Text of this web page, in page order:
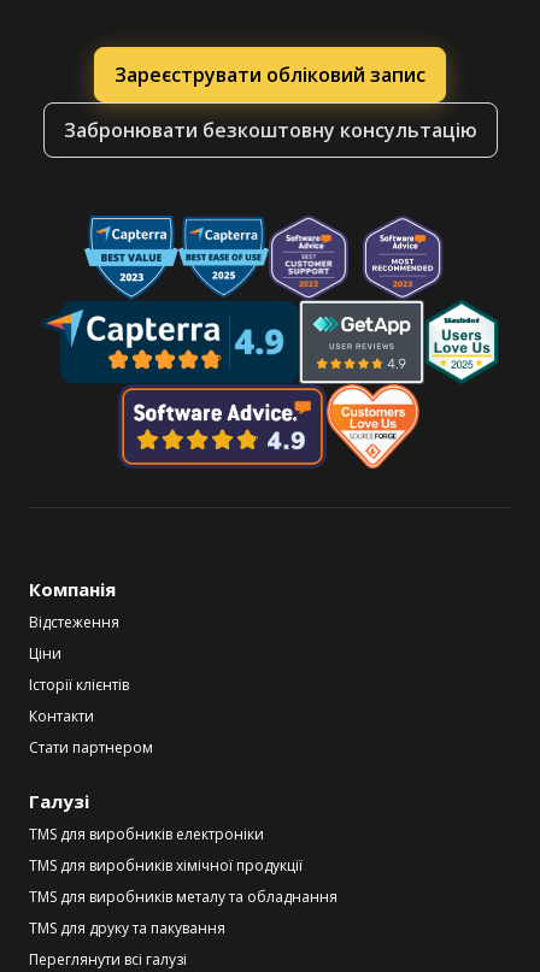
Зареєструвати обліковий запис
Забронювати безкоштовну консультацію
Компанія
Відстеження
Ціни
Історії клієнтів
Контакти
Стати партнером
Галузі
TMS для виробників електроніки
TMS для виробників хімічної продукції
TMS для виробників металу та обладнання
TMS для друку та пакування
Переглянути всі галузі